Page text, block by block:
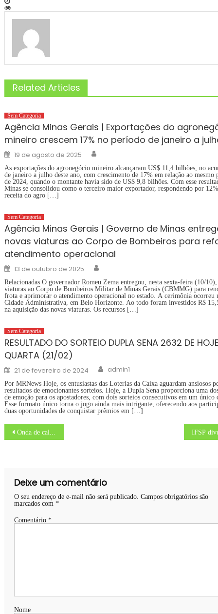
Related Articles
Sem Categoria
Agência Minas Gerais | Exportações do
mineiro crescem 17% no período de janeiro a
Posted
on
19 de agosto de 2025
As exportações do agronegócio mineiro alcançaram US$ 11,4 bilhões, no
de janeiro a julho deste ano, com crescimento de 17% em relação ao mesmo
de 2024, quando o montante havia sido de US$ 9,8 bilhões. Com esse
Minas se consolidou como o terceiro maior exportador, respondendo por
receita do agro […]
Sem Categoria
Agência Minas Gerais | Governo de Minas
novas viaturas ao Corpo de Bombeiros para
atendimento operacional
Posted
on
13 de outubro de 2025
Relacionadas O governador Romeu Zema entregou, nesta sexta-feira (10/
viaturas ao Corpo de Bombeiros Militar de Minas Gerais (CBMMG) para
frota e aprimorar o atendimento operacional no estado. A cerimônia ocorreu
Cidade Administrativa, em Belo Horizonte. Ao todo foram investidos R$
na aquisição das novas viaturas. Os recursos […]
Sem Categoria
RESULTADO DO SORTEIO DUPLA SENA 2632 DE
QUARTA (21/02)
Posted
on
21 de fevereiro de 2024 Author
admin1
Por MRNews Hoje, os entusiastas das Loterias da Caixa aguardam ansiosos
resultados de emocionantes sorteios. Hoje, a Dupla Sena proporciona uma
de emoção para os apostadores, com dois sorteios consecutivos em um único
Esse formato único torna o jogo ainda mais intrigante, oferecendo aos
duas oportunidades de conquistar prêmios em […]
Navegação
de
Deixe um comentário
O seu endereço de e-mail não será publicado. Campos obrigatórios são
marcados com *
Comentário *
Nome